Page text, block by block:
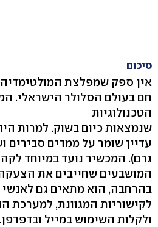
סיכום
אין ספק שמפלצת
חם בעולם הסלולר הישראלי.
הטכנולוגיות
שנמצאות כיום בשוק. למרות
גרם). המכשיר נועד במיוחד
המושבעים שחייבים את
בהרחבה, הוא מתאים גם
לקישוריות המגוונת,
ולקלות השימוש במייל ובדפדפן.